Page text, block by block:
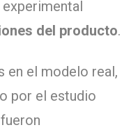
del producto.
en el modelo real,
por el estudio